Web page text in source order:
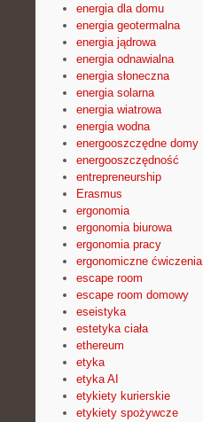
energia dla domu
energia geotermalna
energia jądrowa
energia odnawialna
energia słoneczna
energia solarna
energia wiatrowa
energia wodna
energooszczędne domy
energooszczędność
entrepreneurship
Erasmus
ergonomia
ergonomia biurowa
ergonomia pracy
ergonomiczne ćwiczenia
escape room
escape room domowy
eseistyka
estetyka ciała
ethereum
etyka
etyka AI
etykiety kurierskie
etykiety spożywcze